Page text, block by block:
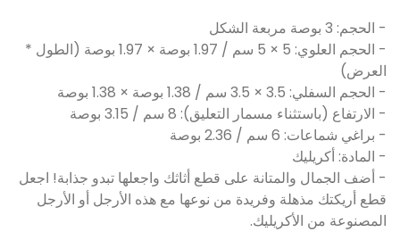
- الحجم: 3 بوصة مربعة الشكل
- الحجم العلوي: 5 × 5 سم / 1.97 بوصة × 1.97 بوصة (الطول *
العرض)
- الحجم السفلي: 3.5 × 3.5 سم / 1.38 بوصة × 1.38 بوصة
- الارتفاع (باستثناء مسمار التعليق): 8 سم / 3.15 بوصة
- براغي شماعات: 6 سم / 2.36 بوصة
- المادة: أكريليك
- أضف الجمال والمتانة على قطع أثاثك واجعلها تبدو جذابة! اجعل
قطع أريكتك مذهلة وفريدة من نوعها مع هذه الأرجل أو الأرجل
المصنوعة من الأكريليك.